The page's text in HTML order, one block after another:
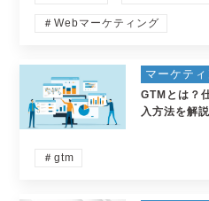
＃Webマーケティング
マーケテ
GTMとは？
入方法を解説
＃gtm